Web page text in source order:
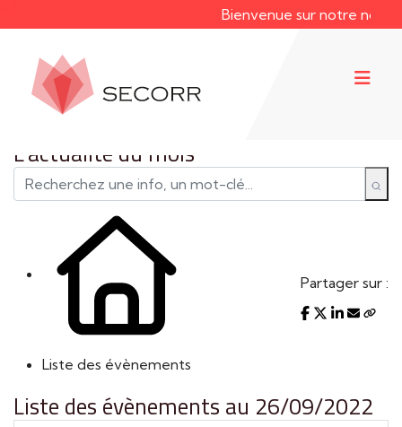
Bienvenue sur notre
L'actualité du mois
Liste des évènements
Partager sur :
Liste des évènements au 26/09/2022